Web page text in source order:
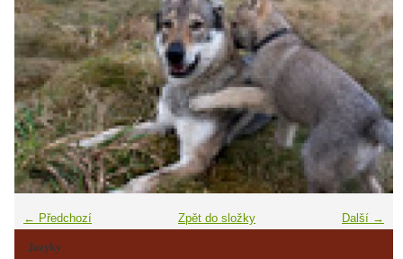
← Předchozí Další →
Zpět do složky
Jazyky